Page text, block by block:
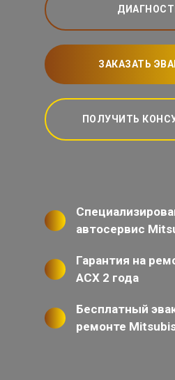
ЗАКАЗАТЬ
ПОЛУЧИТЬ
автосервис
Гарантия на
АСХ 2 года
Бесплатный
ремонте